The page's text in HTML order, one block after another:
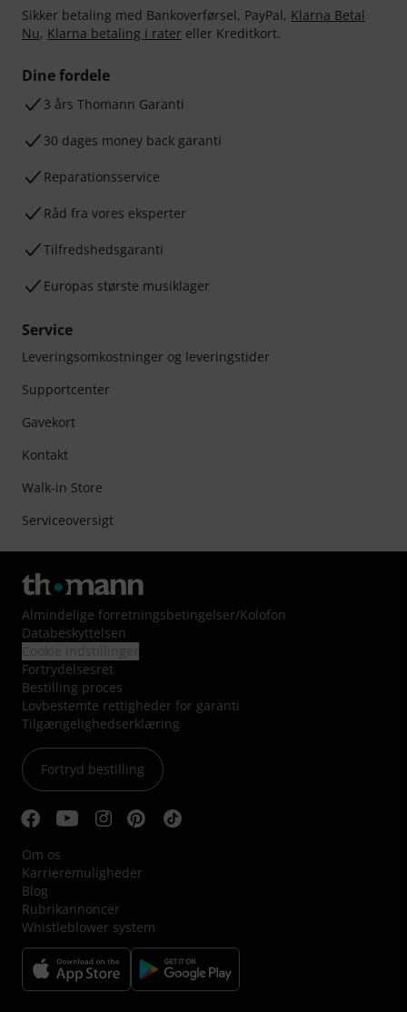
Sikker betaling med Bankoverførsel, PayPal, Klarna Betal
Nu, Klarna betaling i rater eller Kreditkort.
Dine fordele
3 års Thomann Garanti
30 dages money back garanti
Reparationsservice
Råd fra vores eksperter
Tilfredshedsgaranti
Europas største musiklager
Service
Leveringsomkostninger og leveringstider
Supportcenter
Gavekort
Kontakt
Walk-in Store
Serviceoversigt
Almindelige forretningsbetingelser/Kolofon
Databeskyttelsen
Fortrydelsesret
Bestilling proces
Lovbestemte rettigheder for garanti
Tilgængelighedserklæring
Fortryd bestilling
Om os
Karrieremuligheder
Blog
Rubrikannoncer
Whistleblower system